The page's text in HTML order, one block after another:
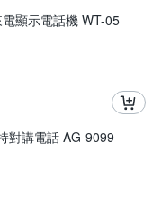
顯示電話機 WT-05
對講電話 AG-9099